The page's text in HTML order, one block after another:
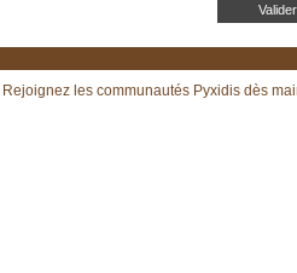
Rejoignez les communautés Pyxidis dès